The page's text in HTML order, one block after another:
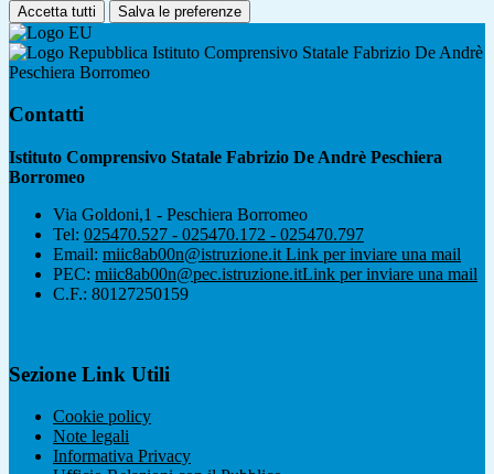
Accetta tutti Salva le preferenze
Istituto Comprensivo Statale Fabrizio De Andrè
Peschiera Borromeo
Contatti
Istituto Comprensivo Statale Fabrizio De Andrè Peschiera
Borromeo
Via Goldoni,1 - Peschiera Borromeo
Tel: 025470.527 - 025470.172 - 025470.797
Email: miic8ab00n@istruzione.it Link per inviare una mail
PEC: miic8ab00n@pec.istruzione.itLink per inviare una mail
C.F.: 80127250159
Sezione Link Utili
Cookie policy
Note legali
Informativa Privacy